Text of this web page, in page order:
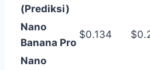
(Prediksi)
Nano
Banana Pro
$0.134
Nano